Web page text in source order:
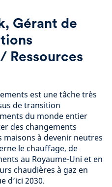
Gérant de
Ressources
est une tâche très
de transition
du monde entier
des changements
à devenir neutres
le chauffage, de
au Royaume-Uni et en
chaudières à gaz en
d’ici 2030.